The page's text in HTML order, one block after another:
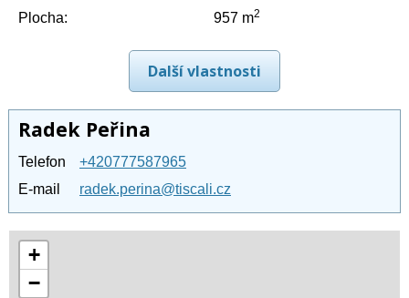
Plocha:
957 m2
Další vlastnosti
Radek Peřina
Telefon
+420777587965
E-mail
radek.perina@tiscali.cz
+
−